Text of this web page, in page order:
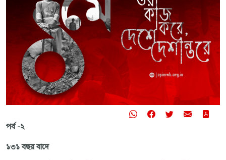
পর্ব -২
১৩১ বছর বাদে